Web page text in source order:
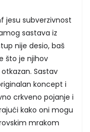
jesu subverzivnost
sastava iz
nije desio, baš
što je njihov
Sastav
koncept i
crkveno pojanje i
kako oni mogu
mrakom